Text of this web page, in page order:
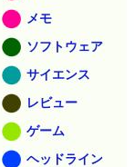
メモ
ソフトウェア
サイエンス
レビュー
ゲーム
ヘッドライン